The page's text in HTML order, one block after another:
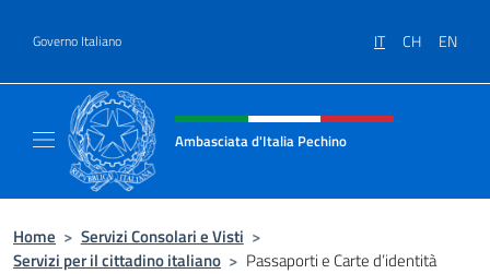
Governo Italiano IT CH EN
Intestazione sito, social e menù
Ambasciata d'Italia Pechino
Home > Servizi Consolari e Visti >
Servizi per il cittadino italiano > Passaporti e Carte d’identità